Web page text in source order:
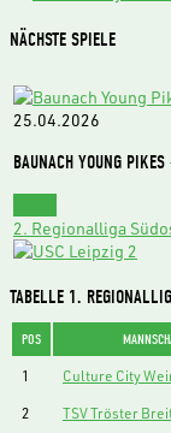
NÄCHSTE SPIELE
25.04.2026
BAUNACH YOUNG
2. Regionalliga
TABELLE 1.
POS
1 Culture City
2
TSV Tröster